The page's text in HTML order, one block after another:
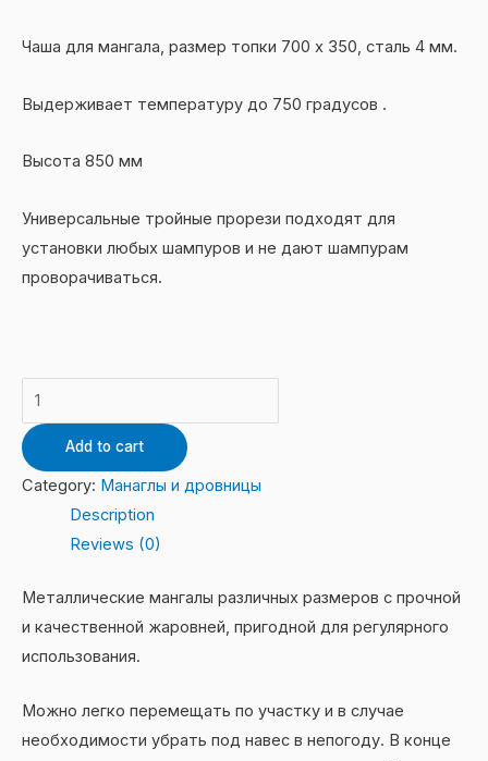
Чаша для мангала, размер топки 700 х 350, сталь 4 мм.
Выдерживает температуру до 750 градусов .
Высота 850 мм
Универсальные тройные прорези подходят для
установки любых шампуров и не дают шампурам
проворачиваться.
Мангал
с
ножками
700
4
мм
quantity
Add to cart
Category: Манаглы и дровницы
Description
Reviews (0)
Металлические мангалы различных размеров с прочной
и качественной жаровней, пригодной для регулярного
использования.
Можно легко перемещать по участку и в случае
необходимости убрать под навес в непогоду. В конце